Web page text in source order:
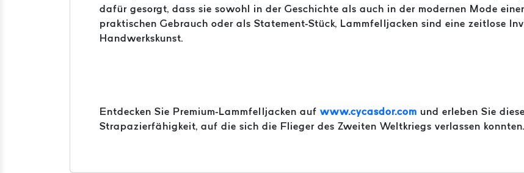
dafür gesorgt, dass sie sowohl in der Geschichte als auch in der modernen Mode
praktischen Gebrauch oder als Statement-Stück, Lammfelljacken sind eine zeitlose
Handwerkskunst.
Entdecken Sie Premium-Lammfelljacken auf www.cycasdor.com und erleben Sie
Strapazierfähigkeit, auf die sich die Flieger des Zweiten Weltkriegs verlassen konnten.